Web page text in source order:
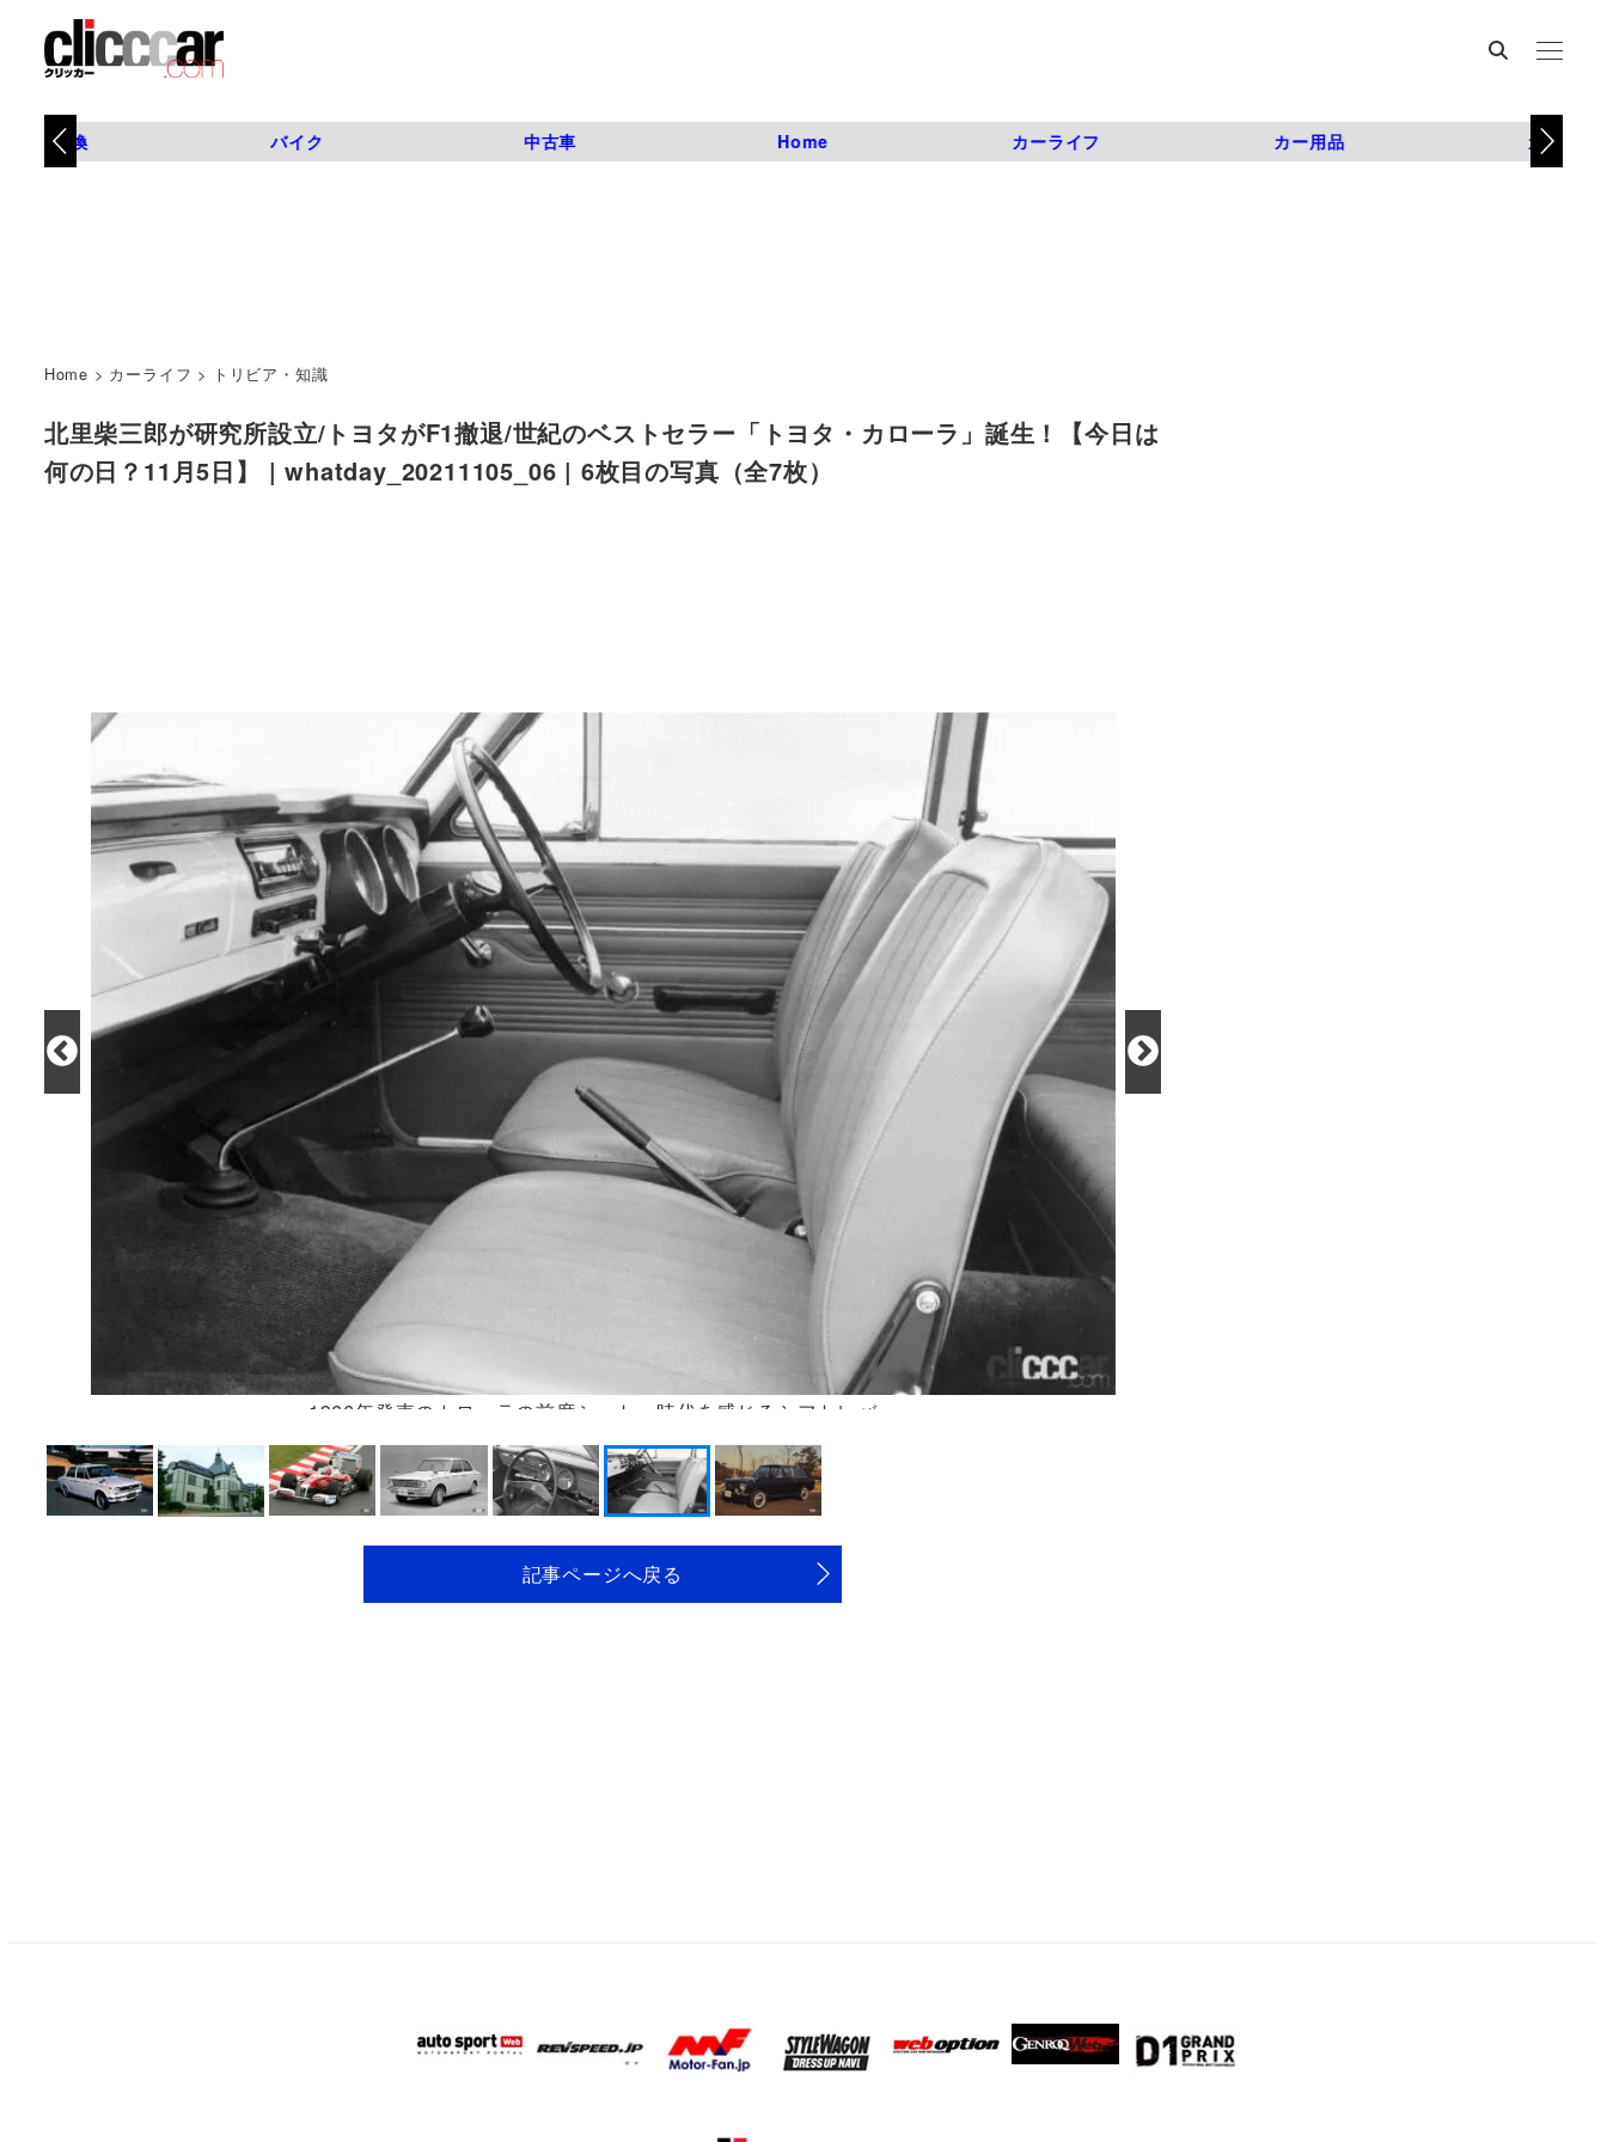
タイヤ交換 バイク 中古車 Home カーライフ カー用品 カスタム
Home > カーライフ > トリビア・知識
北里柴三郎が研究所設立/トヨタがF1撤退/世紀のベストセラー「トヨタ・カローラ」誕生！【今日は
何の日？11月5日】 | whatday_20211105_06 | 6枚目の写真（全7枚）
1966年発売のカローラの前席シート、時代を感じるシフトレバー
記事ページへ戻る